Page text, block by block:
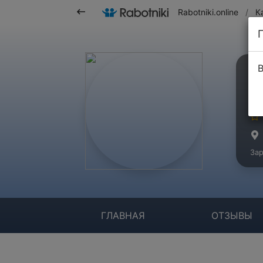
Rabotniki.online /
ГЛАВНАЯ ОТЗЫВЫ